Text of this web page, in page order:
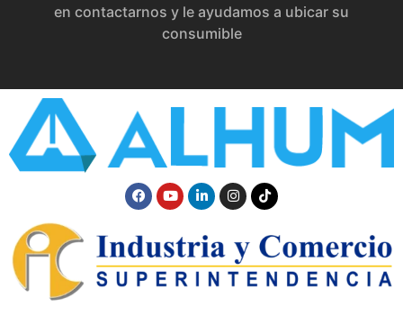
en contactarnos y le ayudamos a ubicar su
consumible